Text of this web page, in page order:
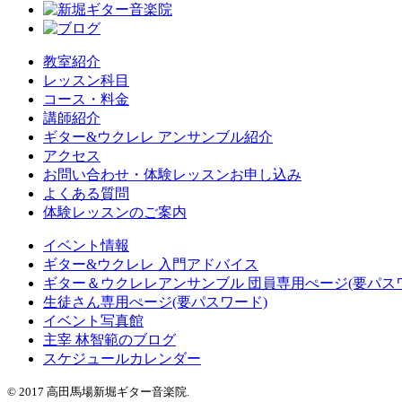
教室紹介
レッスン科目
コース・料金
講師紹介
ギター&ウクレレ アンサンブル紹介
アクセス
お問い合わせ・体験レッスンお申し込み
よくある質問
体験レッスンのご案内
イベント情報
ギター&ウクレレ 入門アドバイス
ギター＆ウクレレアンサンブル 団員専用ぺージ(要パス
生徒さん専用ぺージ(要パスワード)
イベント写真館
主宰 林智範のブログ
スケジュールカレンダー
© 2017 高田馬場新堀ギター音楽院.